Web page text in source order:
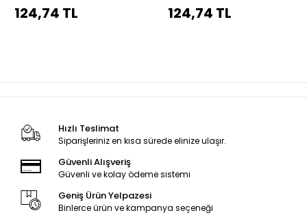
direksiyon kılıfı siyah
dikiş
124,74 TL
direksiyon kılıfı siyah
dikiş
124,74 TL
Hızlı Teslimat
Siparişleriniz en kısa sürede elinize ulaşır.
Güvenli Alışveriş
Güvenli ve kolay ödeme sistemi
Geniş Ürün Yelpazesi
Binlerce ürün ve kampanya seçeneği